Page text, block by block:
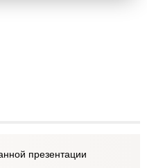
презентации